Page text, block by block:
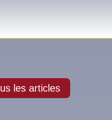
les articles